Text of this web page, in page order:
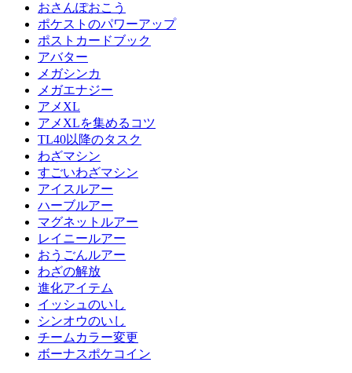
おさんぽおこう
ポケストのパワーアップ
ポストカードブック
アバター
メガシンカ
メガエナジー
アメXL
アメXLを集めるコツ
TL40以降のタスク
わざマシン
すごいわざマシン
アイスルアー
ハーブルアー
マグネットルアー
レイニールアー
おうごんルアー
わざの解放
進化アイテム
イッシュのいし
シンオウのいし
チームカラー変更
ボーナスポケコイン